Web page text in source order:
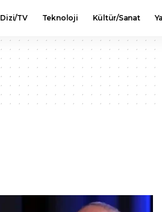
Dizi/TV Teknoloji Kültür/Sanat